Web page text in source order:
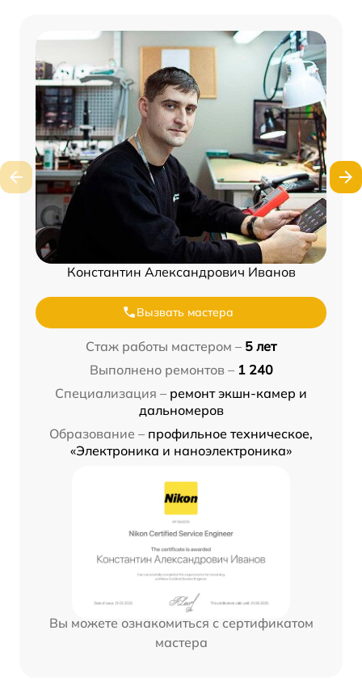
Константин Александрович Иванов
Вызвать мастера
Стаж работы мастером – 5 лет
Выполнено ремонтов – 1 240
Специализация – ремонт экшн-камер и
дальномеров
Образование – профильное техническое,
«Электроника и наноэлектроника»
Вы можете ознакомиться с сертификатом
мастера